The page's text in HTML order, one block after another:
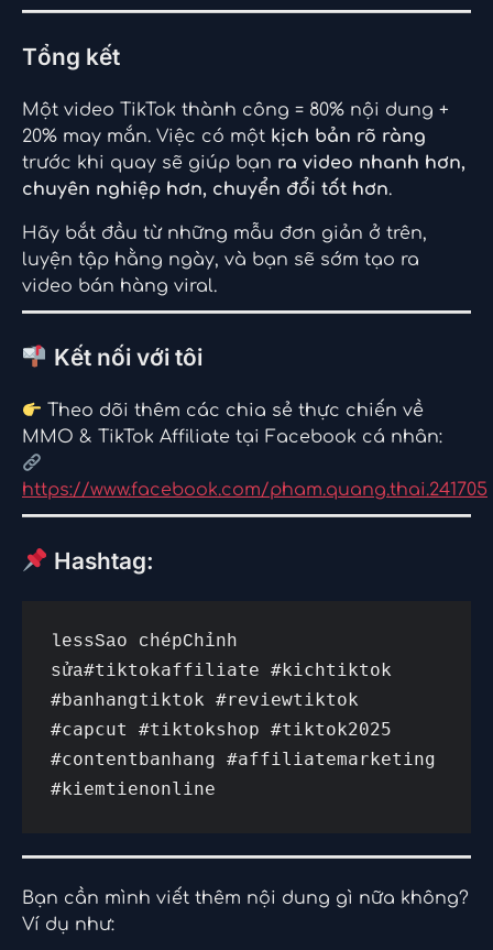
Tổng kết
Một video TikTok thành công = 80% nội dung +
20% may mắn. Việc có một kịch bản rõ ràng
trước khi quay sẽ giúp bạn ra video nhanh hơn,
chuyên nghiệp hơn, chuyển đổi tốt hơn.
Hãy bắt đầu từ những mẫu đơn giản ở trên,
luyện tập hằng ngày, và bạn sẽ sớm tạo ra
video bán hàng viral.
Kết nối với tôi
Theo dõi thêm các chia sẻ thực chiến về
MMO & TikTok Affiliate tại Facebook cá nhân:
https://www.facebook.com/pham.quang.thai.241705
Hashtag:
lessSao chépChỉnh
sửa#tiktokaffiliate #kichtiktok
#banhangtiktok #reviewtiktok
#capcut #tiktokshop #tiktok2025
#contentbanhang #affiliatemarketing
Bạn cần mình viết thêm nội dung gì nữa không?
Ví dụ như: